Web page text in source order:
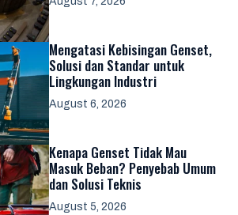
Mengatasi Kebisingan Genset,
Solusi dan Standar untuk
Lingkungan Industri
August 6, 2026
Kenapa Genset Tidak Mau
Masuk Beban? Penyebab Umum
dan Solusi Teknis
August 5, 2026